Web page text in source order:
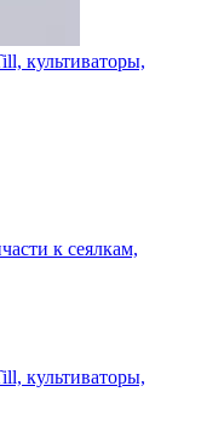
культиваторы,
к сеялкам,
культиваторы,